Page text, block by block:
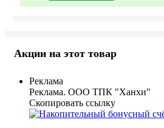
Акции на этот товар
Реклама
Реклама. ООО ТПК "Ханхи"
Скопировать ссылку